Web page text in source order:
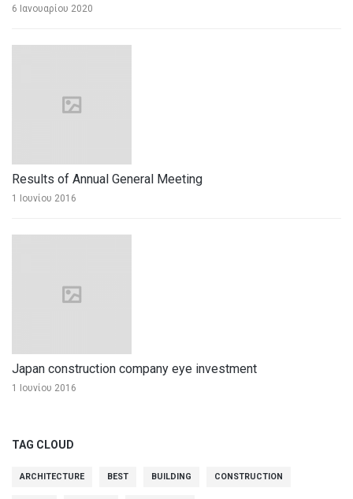
6 Ιανουαρίου 2020
Results of Annual General Meeting
1 Ιουνίου 2016
Japan construction company eye investment
1 Ιουνίου 2016
TAG CLOUD
ARCHITECTURE BEST BUILDING CONSTRUCTION